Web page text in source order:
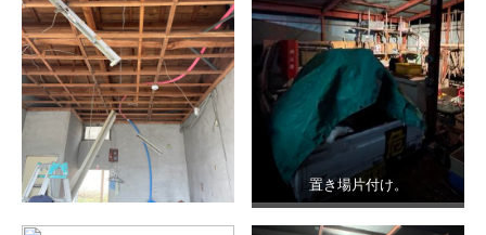
置き場片付け。